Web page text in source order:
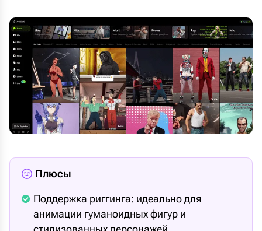
Плюсы
Поддержка риггинга: идеально для
анимации гуманоидных фигур и